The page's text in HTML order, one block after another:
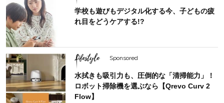
学校も遊びもデジタル化する今、子どもの疲
れ目をどうケアする!?
Lifestyle Sponsored
水拭きも吸引力も、圧倒的な「清掃能力」！
ロボット掃除機を選ぶなら【Qrevo Curv 2
Flow】